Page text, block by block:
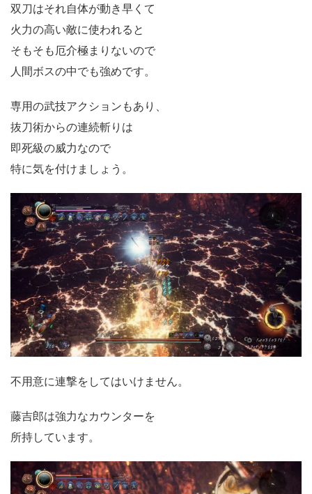
双刀はそれ自体が動き早くて
火力の高い敵に使われると
そもそも厄介極まりないので
人間ボスの中でも強めです。
専用の武技アクションもあり、
抜刀術からの連続斬りは
即死級の威力なので
特に気を付けましょう。
不用意に連撃をしてはいけません。
藤吉郎は強力なカウンターを
所持しています。